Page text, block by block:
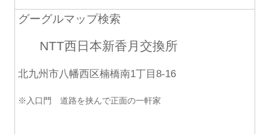
グーグルマップ検索
NTT西日本新香月交換所
北九州市八幡西区楠橋南1丁目8-16
※入口門 道路を挟んで正面の一軒家